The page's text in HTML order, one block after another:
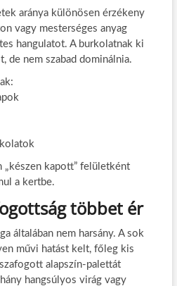
aránya különösen érzékeny
vagy mesterséges anyag
hangulatot. A burkolatnak ki
de nem szabad dominálnia.
„készen kapott” felületként
a kertbe.
többet ér
általában nem harsány. A sok
művi hatást kelt, főleg kis
alapszín-palettát
hangsúlyos virág vagy